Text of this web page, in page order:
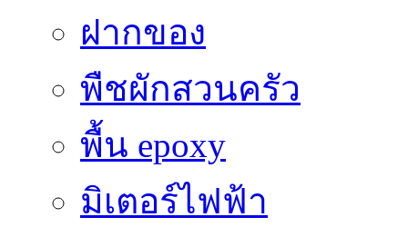
ฝากของ
พืชผักสวนครัว
พื้น epoxy
มิเตอร์ไฟฟ้า